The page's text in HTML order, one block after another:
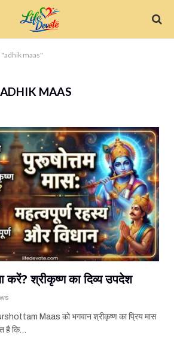
"adhik maas"
ADHIK MAAS
करें? श्रीकृष्ण का दिव्य उपदेश
Maas को भगवान श्रीकृष्ण का प्रिय मास
है कि…